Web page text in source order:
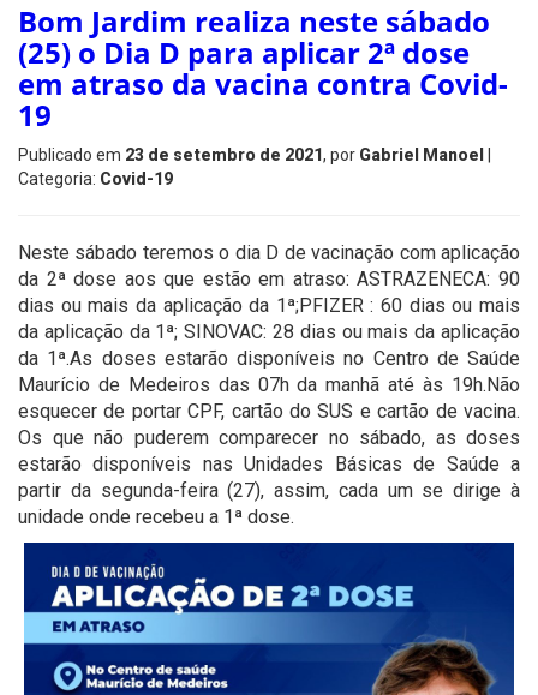
Bom Jardim realiza neste sábado
(25) o Dia D para aplicar 2ª dose
em atraso da vacina contra Covid-
19
Publicado em 23 de setembro de 2021, por Gabriel Manoel
Categoria: Covid-19
Neste sábado teremos o dia D de vacinação com aplicação
da 2ª dose aos que estão em atraso: ASTRAZENECA: 90
dias ou mais da aplicação da 1ª;PFIZER : 60 dias ou mais
da aplicação da 1ª; SINOVAC: 28 dias ou mais da aplicação
da 1ª.As doses estarão disponíveis no Centro de Saúde
Maurício de Medeiros das 07h da manhã até às 19h.Não
esquecer de portar CPF, cartão do SUS e cartão de vacina.
Os que não puderem comparecer no sábado, as doses
estarão disponíveis nas Unidades Básicas de Saúde a
partir da segunda-feira (27), assim, cada um se dirige à
unidade onde recebeu a 1ª dose.